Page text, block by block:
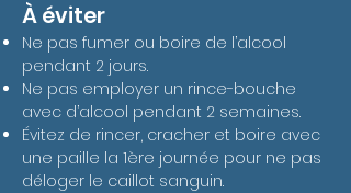
À éviter
Ne pas fumer ou boire de l’alcool
pendant 2 jours.
Ne pas employer un rince-bouche
avec d’alcool pendant 2 semaines.
Évitez de rincer, cracher et boire avec
une paille la 1ère journée pour ne pas
déloger le caillot sanguin.